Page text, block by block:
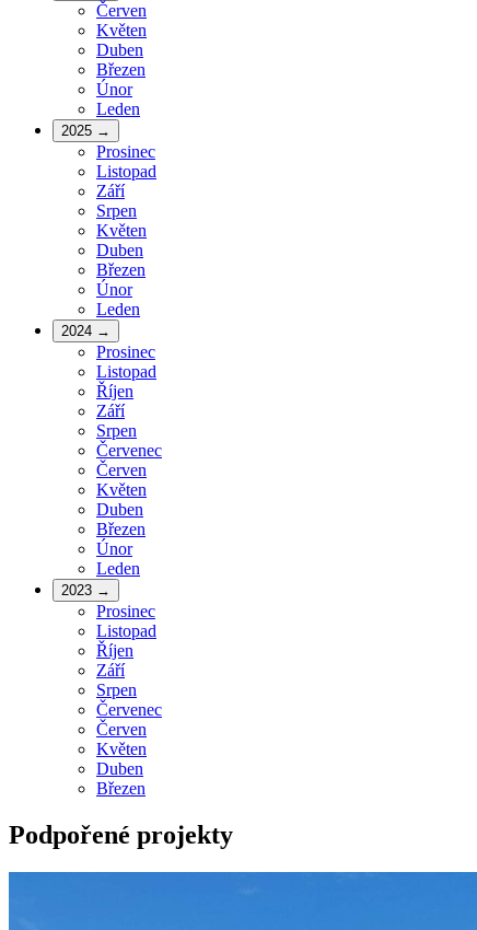
Červen
Květen
Duben
Březen
Únor
Leden
2025 →
Prosinec
Listopad
Září
Srpen
Květen
Duben
Březen
Únor
Leden
2024 →
Prosinec
Listopad
Říjen
Září
Srpen
Červenec
Červen
Květen
Duben
Březen
Únor
Leden
2023 →
Prosinec
Listopad
Říjen
Září
Srpen
Červenec
Červen
Květen
Duben
Březen
Podpořené projekty